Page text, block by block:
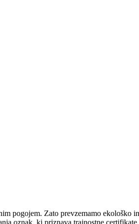
pogojem. Zato prevzemamo
oznak​​, ki priznava trajnostne